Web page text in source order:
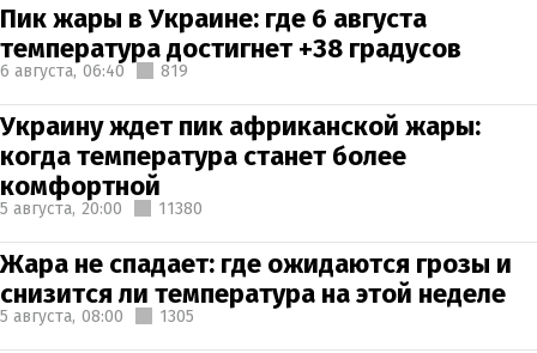
Пик жары в Украине: где 6 августа
температура достигнет +38 градусов
6 августа, 06:40 819
Украину ждет пик африканской жары:
когда температура станет более
комфортной
5 августа, 20:00 11380
Жара не спадает: где ожидаются грозы и
снизится ли температура на этой неделе
5 августа, 08:00 1305